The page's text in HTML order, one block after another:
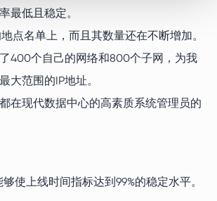
最低且稳定。
点名单上，而且其数量还在不断增加。
400个自己的网络和800个子网，为我
大范围的IP地址。
在现代数据中心的高素质系统管理员的
使上线时间指标达到99%的稳定水平。